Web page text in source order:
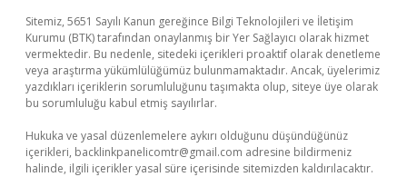
Sitemiz, 5651 Sayılı Kanun gereğince Bilgi Teknolojileri ve İletişim
Kurumu (BTK) tarafından onaylanmış bir Yer Sağlayıcı olarak hizmet
vermektedir. Bu nedenle, sitedeki içerikleri proaktif olarak denetleme
veya araştırma yükümlülüğümüz bulunmamaktadır. Ancak, üyelerimiz
yazdıkları içeriklerin sorumluluğunu taşımakta olup, siteye üye olarak
bu sorumluluğu kabul etmiş sayılırlar.
Hukuka ve yasal düzenlemelere aykırı olduğunu düşündüğünüz
içerikleri, backlinkpanelicomtr@gmail.com adresine bildirmeniz
halinde, ilgili içerikler yasal süre içerisinde sitemizden kaldırılacaktır.